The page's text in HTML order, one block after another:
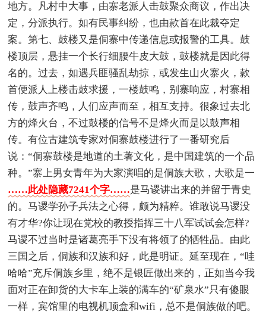
地方。凡村中大事，由寨老派人击鼓聚众商议，作出决
定，分派执行。如有民事纠纷，也由款首在此裁夺定
案。第七、鼓楼又是侗寨中传递信息或报警的工具。鼓
楼顶层，悬挂一个长行细腰牛皮大鼓，鼓楼就是因此得
名的。过去，如遇兵匪骚乱劫掠，或发生山火寨火，款
首便派人上楼击鼓求援，一楼鼓鸣，别寨响应，村寨相
传，鼓声齐鸣，人们应声而至，相互支持。很象过去北
方的烽火台，不过鼓楼的信号不是烽火而是以鼓声相
传。有位古建筑专家对侗寨鼓楼进行了一番研究后
说：“侗寨鼓楼是地道的土著文化，是中国建筑的一个品
种。”寨上男女青年为大家演唱的是侗族大歌，大歌是一
……此处隐藏7241个字……是马谡讲出来的并留于青史
的。马谡学孙子兵法之心得，颇为精粹。谁敢说马谡没
有才华?你让现在党校的教授指挥三十八军试试会怎样?
马谡不过当时是诸葛亮手下没有将领了的牺牲品。由此
三国之后，侗族和汉族和好，此是明证。延至现在，“哇
哈哈”充斥侗族乡里，绝不是银匠做出来的，正如当今我
面对正在卸货的大卡车上装的满车的“矿泉水”只有傻眼
一样，宾馆里的电视机顶盒和wifi，总不是侗族做的吧。